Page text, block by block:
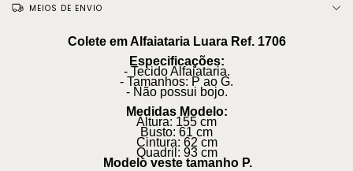
MEIOS DE ENVIO
Colete em Alfaiataria Luara Ref. 1706
Especificações:
- Tecido Alfaiataria.
- Tamanhos: P ao G.
- Não possui bojo.
Medidas Modelo:
Altura: 155 cm
Busto: 61 cm
Cintura: 62 cm
Quadril: 93 cm
Modelo veste tamanho P.